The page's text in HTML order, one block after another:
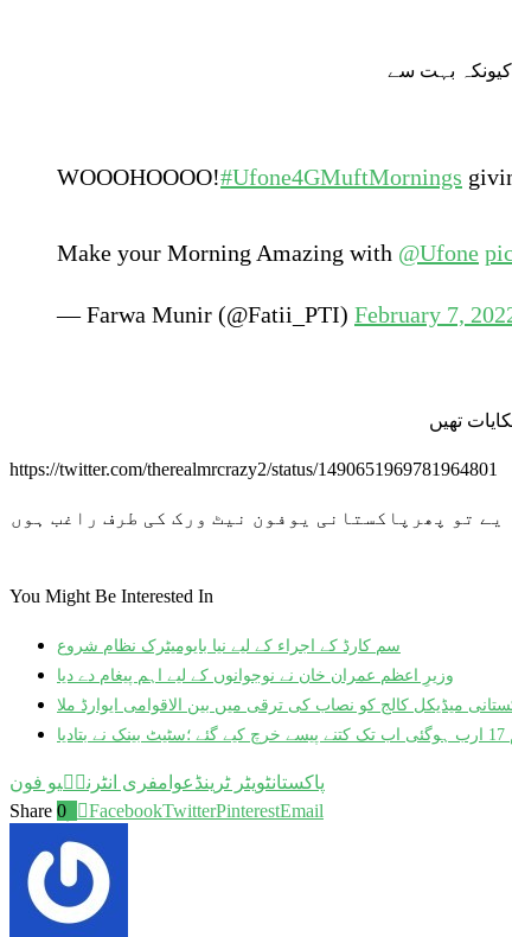
کیونکہ بہت سے
WOOOHOOOO!#Ufone4GMuftMornings
Make your Morning Amazing with @Ufone
— Farwa Munir (@Fatii_PTI) February 7,
تھیں
https://twitter.com/therealmrcrazy2/status/1490651969781964801
تو پھرپاکستانی یوفون نیٹ ورک کی طرف راغب ہوں
You Might Be Interested In
سم کارڈ کے اجراء کے لیے نیا بایومیٹرک نظام شروع
وزیرِ اعظم عمران خان نے نوجوانوں کے لیے اہم پیغام دے دیا
میڈیکل کالج کو نصاب کی ترقی میں بین الاقوامی ایوارڈ ملا
پاکستانٹویٹر ٹرینڈعوامفری انٹرنیٖیو فون
Share 0 FacebookTwitterPinterestEmail